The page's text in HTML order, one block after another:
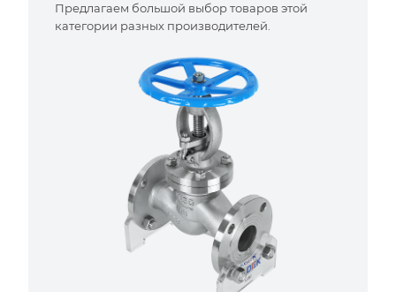
Предлагаем большой выбор товаров этой
категории разных производителей.